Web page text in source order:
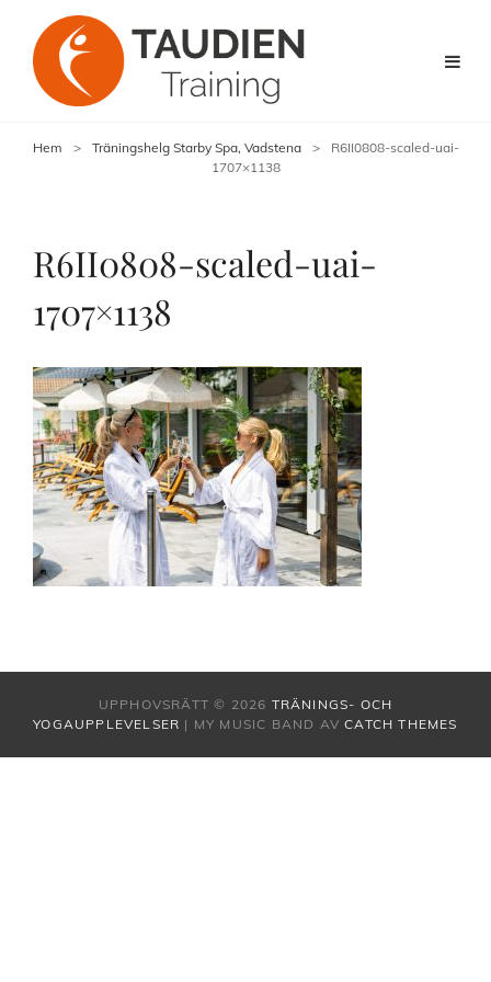
Hem > Träningshelg Starby Spa, Vadstena >
R6II0808-scaled-uai-
1707×1138
R6II0808-scaled-uai-
1707×1138
UPPHOVSRÄTT © 2026 TRÄNINGS- OCH
YOGAUPPLEVELSER | MY MUSIC BAND AVCATCH THEMES